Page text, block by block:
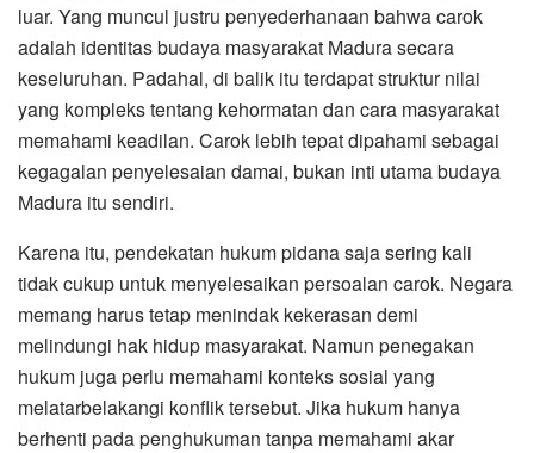
luar. Yang muncul justru penyederhanaan bahwa carok
adalah identitas budaya masyarakat Madura secara
keseluruhan. Padahal, di balik itu terdapat struktur nilai
yang kompleks tentang kehormatan dan cara masyarakat
memahami keadilan. Carok lebih tepat dipahami sebagai
kegagalan penyelesaian damai, bukan inti utama budaya
Madura itu sendiri.
Karena itu, pendekatan hukum pidana saja sering kali
tidak cukup untuk menyelesaikan persoalan carok. Negara
memang harus tetap menindak kekerasan demi
melindungi hak hidup masyarakat. Namun penegakan
hukum juga perlu memahami konteks sosial yang
melatarbelakangi konflik tersebut. Jika hukum hanya
berhenti pada penghukuman tanpa memahami akar